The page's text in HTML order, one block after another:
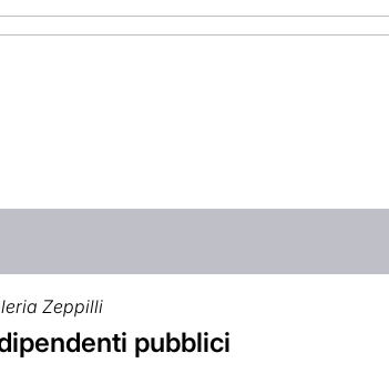
Zeppilli
pubblici